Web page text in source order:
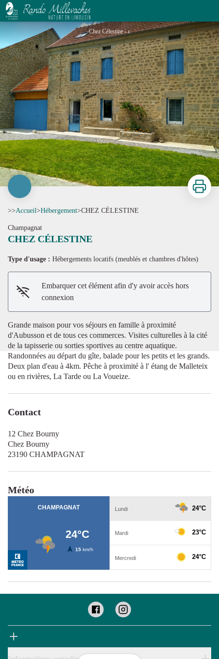
CHEZ CÉLESTINE
Chez Célestine - c
Voir l'image en plein écran
Imprimer
>>Accueil>Hébergement>CHEZ CÉLESTINE
Champagnat
CHEZ CÉLESTINE
Type d'usage : Hébergements locatifs (meublés et chambres d'hôtes)
Embarquer cet élément afin d'y avoir accès hors
connexion
Grande maison pour vos séjours en famille à proximité
d'Aubusson et de tous ces commerces. Visites culturelles à la cité
de la tapisserie ou sorties sportives au centre aquatique.
Randonnées au départ du gîte, balade pour les petits et les grands.
Deux plan d'eau à 4km. Pêche à proximité à l' étang de Malleteix
ou en rivières, La Tarde ou La Voueize.
Contact
12 Chez Bourny
Chez Bourny
23190 CHAMPAGNAT
Météo